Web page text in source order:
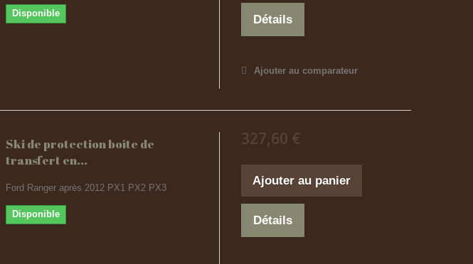
Disponible Détails
Ajouter au comparateur
Ski de protection boîte de
transfert en...
Ford Ranger après 2012 PX1 PX2 PX3
Disponible
327,60 €
Ajouter au panier
Détails